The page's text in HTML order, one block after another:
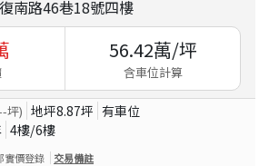
南路46巷18號四樓
56.42萬/坪
含車位計算
坪) 地坪8.87坪 有車位
4樓/6樓
實價登錄 交易備註